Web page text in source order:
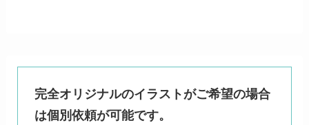
完全オリジナルのイラストがご希望の場合
は個別依頼が可能です。